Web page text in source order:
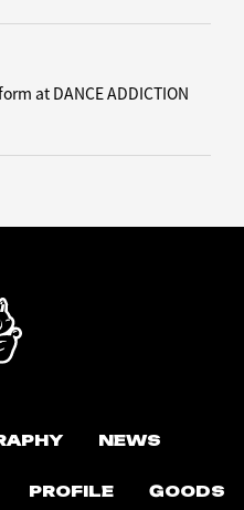
at DANCE ADDICTION
NEWS
PROFILE GOODS